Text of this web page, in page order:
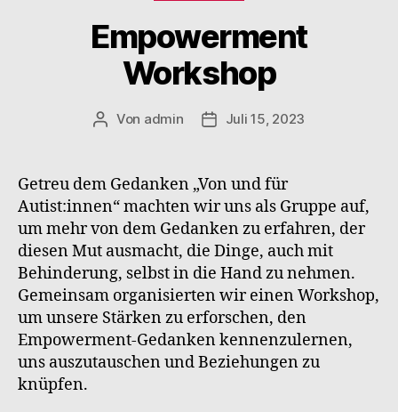
Empowerment
Workshop
Beitragsautor
Von admin Veröffentlichungsdatum
Juli 15, 2023
Getreu dem Gedanken „Von und für
Autist:innen“ machten wir uns als Gruppe auf,
um mehr von dem Gedanken zu erfahren, der
diesen Mut ausmacht, die Dinge, auch mit
Behinderung, selbst in die Hand zu nehmen.
Gemeinsam organisierten wir einen Workshop,
um unsere Stärken zu erforschen, den
Empowerment-Gedanken kennenzulernen,
uns auszutauschen und Beziehungen zu
knüpfen.